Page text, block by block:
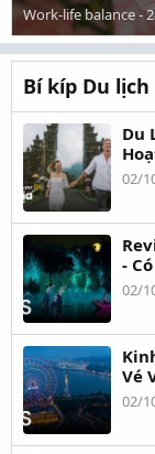
Work-life balance-
Bí kíp Du lịch
Du
02/
-
02/
Vé
02/